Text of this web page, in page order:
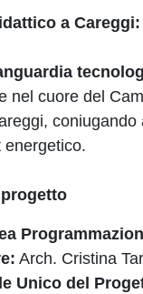
a
nel cuore del
coniugando
energetico.
Arch. Cristina
Unico del